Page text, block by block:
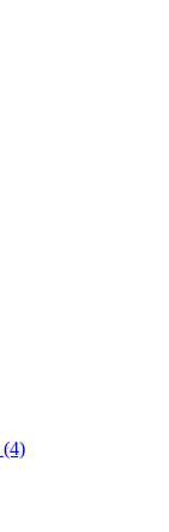
(4)